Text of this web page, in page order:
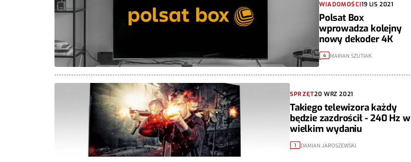
WIADOMOŚCI19 LIS 2021
Polsat Box
wprowadza kolejny
nowy dekoder 4K
4 MARIAN SZUTIAK
SPRZĘT20 WRZ 2021
Takiego telewizora każdy
będzie zazdrościł - 240 Hz w
wielkim wydaniu
1 DAMIAN JAROSZEWSKI